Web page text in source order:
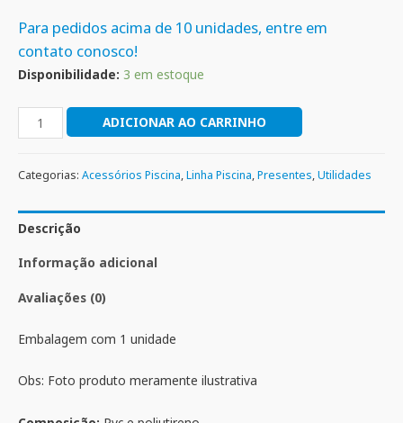
Para pedidos acima de 10 unidades, entre em
contato conosco!
Disponibilidade: 3 em estoque
ADICIONAR AO CARRINHO
Categorias: Acessórios Piscina,Linha Piscina,Presentes,Utilidades
Descrição
Informação adicional
Avaliações (0)
Embalagem com 1 unidade
Obs: Foto produto meramente ilustrativa